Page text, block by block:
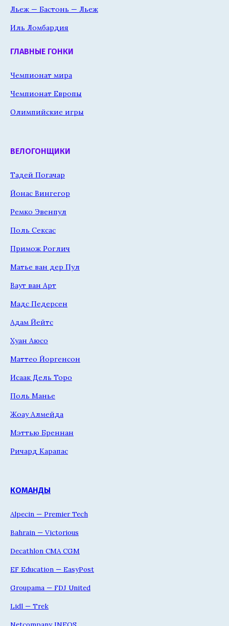
Льеж — Бастонь — Льеж
Иль Ломбардия
ГЛАВНЫЕ ГОНКИ
Чемпионат мира
Чемпионат Европы
Олимпийские игры
ВЕЛОГОНЩИКИ
Тадей Погачар
Йонас Вингегор
Ремко Эвенпул
Поль Сексас
Примож Роглич
Матье ван дер Пул
Ваут ван Арт
Мадс Педерсен
Адам Йейтс
Хуан Аюсо
Маттео Йоргенсон
Исаак Дель Торо
Поль Манье
Жоау Алмейда
Мэттью Бреннан
Ричард Карапас
КОМАНДЫ
Alpecin — Premier Tech
Bahrain — Victorious
Decathlon CMA CGM
EF Education — EasyPost
Groupama — FDJ United
Lidl — Trek